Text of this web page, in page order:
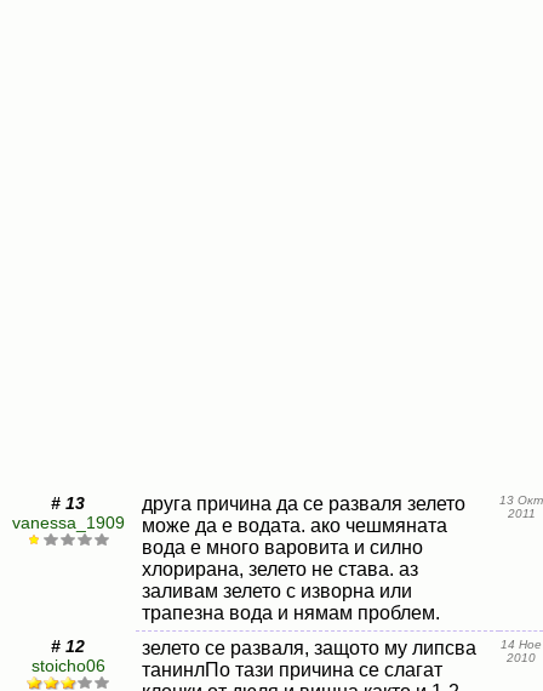
# 13
vanessa_1909
друга причина да се разваля зелето
може да е водата. ако чешмяната
вода е много варовита и силно
хлорирана, зелето не става. аз
заливам зелето с изворна или
трапезна вода и нямам проблем.
13 Окт
2011
# 12
stoicho06
зелето се разваля, защото му липсва
танинлПо тази причина се слагат
14 Ное
2010